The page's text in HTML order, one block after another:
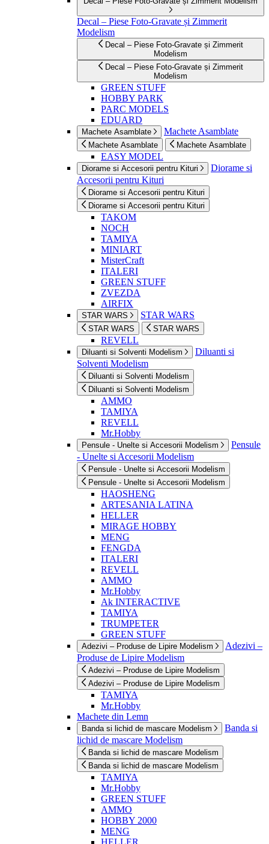
Decal – Piese Foto-Gravate și Zimmerit
Modelism
Decal – Piese Foto-Gravate și Zimmerit
Modelism
Decal – Piese Foto-Gravate și Zimmerit
Modelism
GREEN STUFF
HOBBY PARK
PARC MODELS
EDUARD
Machete Asamblate Machete Asamblate
Machete Asamblate Machete Asamblate
EASY MODEL
Diorame si Accesorii pentru Kituri
Diorame si
Accesorii pentru Kituri
Diorame si Accesorii pentru Kituri
Diorame si Accesorii pentru Kituri
TAKOM
NOCH
TAMIYA
MINIART
MisterCraft
ITALERI
GREEN STUFF
ZVEZDA
AIRFIX
STAR WARS STAR WARS
STAR WARS STAR WARS
REVELL
Diluanti si Solventi Modelism
Diluanti si
Solventi Modelism
Diluanti si Solventi Modelism
Diluanti si Solventi Modelism
AMMO
TAMIYA
REVELL
Mr.Hobby
Pensule - Unelte si Accesorii Modelism
Pensule
- Unelte si Accesorii Modelism
Pensule - Unelte si Accesorii Modelism
Pensule - Unelte si Accesorii Modelism
HAOSHENG
ARTESANIA LATINA
HELLER
MIRAGE HOBBY
MENG
FENGDA
ITALERI
REVELL
AMMO
Mr.Hobby
Ak INTERACTIVE
TAMIYA
TRUMPETER
GREEN STUFF
Adezivi – Produse de Lipire Modelism
Adezivi –
Produse de Lipire Modelism
Adezivi – Produse de Lipire Modelism
Adezivi – Produse de Lipire Modelism
TAMIYA
Mr.Hobby
Machete din Lemn
Banda si lichid de mascare Modelism
Banda si
lichid de mascare Modelism
Banda si lichid de mascare Modelism
Banda si lichid de mascare Modelism
TAMIYA
Mr.Hobby
GREEN STUFF
AMMO
HOBBY 2000
MENG